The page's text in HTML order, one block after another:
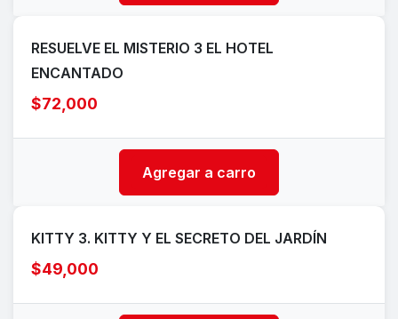
RESUELVE EL MISTERIO 3 EL HOTEL
ENCANTADO
$72,000
Agregar a carro
KITTY 3. KITTY Y EL SECRETO DEL JARDÍN
$49,000